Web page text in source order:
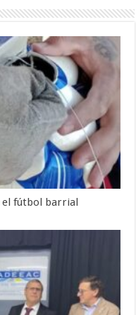
el fútbol barrial